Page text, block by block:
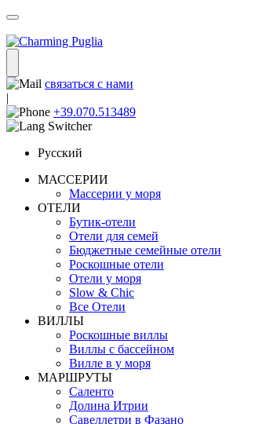
связаться с нами
|
+39.070.513489
Русский
МАССЕРИИ
Массерии у моря
ОТЕЛИ
Бутик-отели
Отели для семей
Бюджетные семейные отели
Роскошные отели
Отели у моря
Slow & Chic
Все Отели
ВИЛЛЫ
Роскошные виллы
Виллы с бассейном
Вилле в у моря
MАРШРУТЫ
Саленто
Долина Итрии
Савеллетри в Фазано